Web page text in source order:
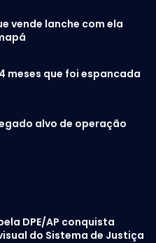
Barbosa de Araújo,
suspeitos que estavam
por Maraca e seguiram
vende lanche com ela
meses que foi espancada
alvo de operação
DPE/AP conquista
do Sistema de Justiça